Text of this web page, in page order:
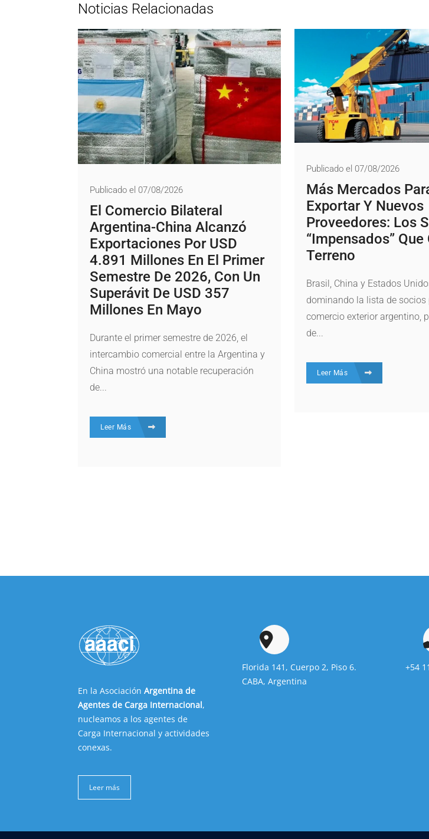
Noticias Relacionadas
Publicado el 07/08/2026
El Comercio Bilateral
Argentina-China Alcanzó
Exportaciones Por USD
4.891 Millones En El Primer
Semestre De 2026, Con Un
Superávit De USD 357
Millones En Mayo
Durante el primer semestre de 2026, el
intercambio comercial entre la Argentina y
China mostró una notable recuperación
de...
Leer Más
Publicado el 07/08/2026
Más Mercados
Exportar Y Nuevos
Proveedores: Los
“impensados” Que
Terreno
Brasil, China y Estados
dominando la lista de socios
comercio exterior argentino,
de...
Leer Más
En la Asociación Argentina de
Agentes de Carga Internacional,
nucleamos a los agentes de
Carga Internacional y actividades
conexas.
Leer más
Florida 141, Cuerpo 2, Piso 6.
CABA, Argentina
+54